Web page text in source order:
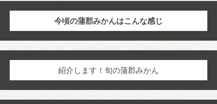
今頃の蒲郡みかんはこんな感じ
紹介します！旬の蒲郡みかん